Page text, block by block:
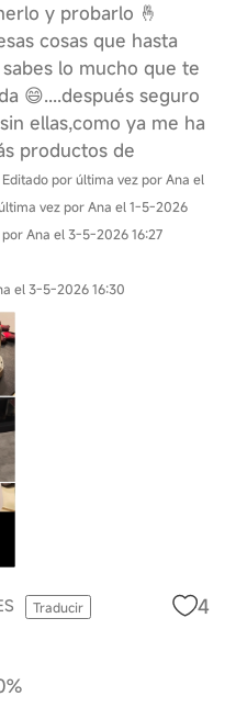
y probarlo 🤞
cosas que hasta
lo mucho que te
😄....después seguro
ellas,como ya me ha
productos de
Editado por última vez por Ana el
vez por Ana el 1-5-2026
Ana el 3-5-2026 16:27
el 3-5-2026 16:30
Traducir 4